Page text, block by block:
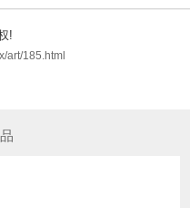
!
art/185.html